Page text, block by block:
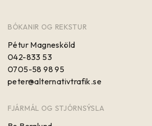
BÓKANIR OG REKSTUR
Pétur Magnesköld
042-833 53
0705-58 98 95
peter@alternativtrafik.se
FJÁRMÁL OG STJÓRNSÝSLA